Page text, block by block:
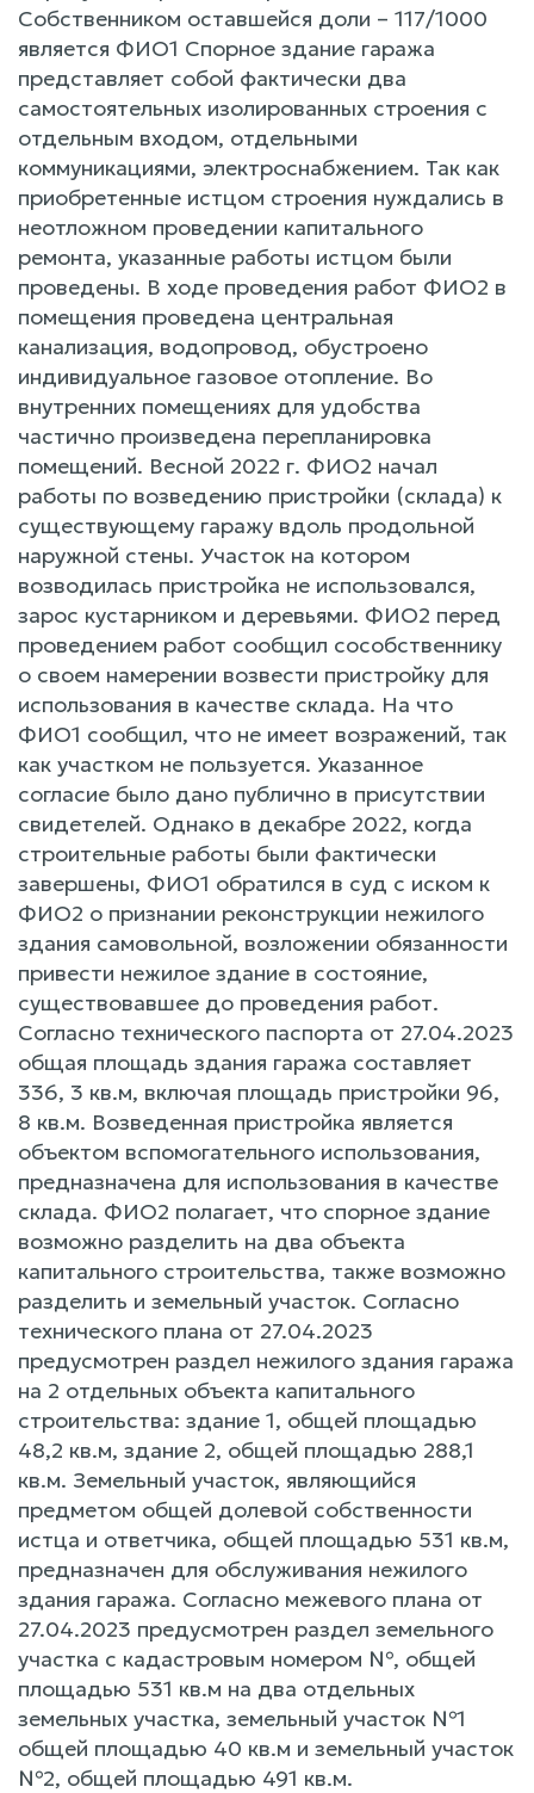
Собственником оставшейся доли – 117/1000
является ФИО1 Спорное здание гаража
представляет собой фактически два
самостоятельных изолированных строения с
отдельным входом, отдельными
коммуникациями, электроснабжением. Так как
приобретенные истцом строения нуждались в
неотложном проведении капитального
ремонта, указанные работы истцом были
проведены. В ходе проведения работ ФИО2 в
помещения проведена центральная
канализация, водопровод, обустроено
индивидуальное газовое отопление. Во
внутренних помещениях для удобства
частично произведена перепланировка
помещений. Весной 2022 г. ФИО2 начал
работы по возведению пристройки (склада) к
существующему гаражу вдоль продольной
наружной стены. Участок на котором
возводилась пристройка не использовался,
зарос кустарником и деревьями. ФИО2 перед
проведением работ сообщил сособственнику
о своем намерении возвести пристройку для
использования в качестве склада. На что
ФИО1 сообщил, что не имеет возражений, так
как участком не пользуется. Указанное
согласие было дано публично в присутствии
свидетелей. Однако в декабре 2022, когда
строительные работы были фактически
завершены, ФИО1 обратился в суд с иском к
ФИО2 о признании реконструкции нежилого
здания самовольной, возложении обязанности
привести нежилое здание в состояние,
существовавшее до проведения работ.
Согласно технического паспорта от 27.04.2023
общая площадь здания гаража составляет
336, 3 кв.м, включая площадь пристройки 96,
8 кв.м. Возведенная пристройка является
объектом вспомогательного использования,
предназначена для использования в качестве
склада. ФИО2 полагает, что спорное здание
возможно разделить на два объекта
капитального строительства, также возможно
разделить и земельный участок. Согласно
технического плана от 27.04.2023
предусмотрен раздел нежилого здания гаража
на 2 отдельных объекта капитального
строительства: здание 1, общей площадью
48,2 кв.м, здание 2, общей площадью 288,1
кв.м. Земельный участок, являющийся
предметом общей долевой собственности
истца и ответчика, общей площадью 531 кв.м,
предназначен для обслуживания нежилого
здания гаража. Согласно межевого плана от
27.04.2023 предусмотрен раздел земельного
участка с кадастровым номером №, общей
площадью 531 кв.м на два отдельных
земельных участка, земельный участок №1
общей площадью 40 кв.м и земельный участок
№2, общей площадью 491 кв.м.